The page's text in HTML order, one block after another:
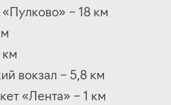
– 18 км
вокзал – 5,8 км
«Лента» – 1 км